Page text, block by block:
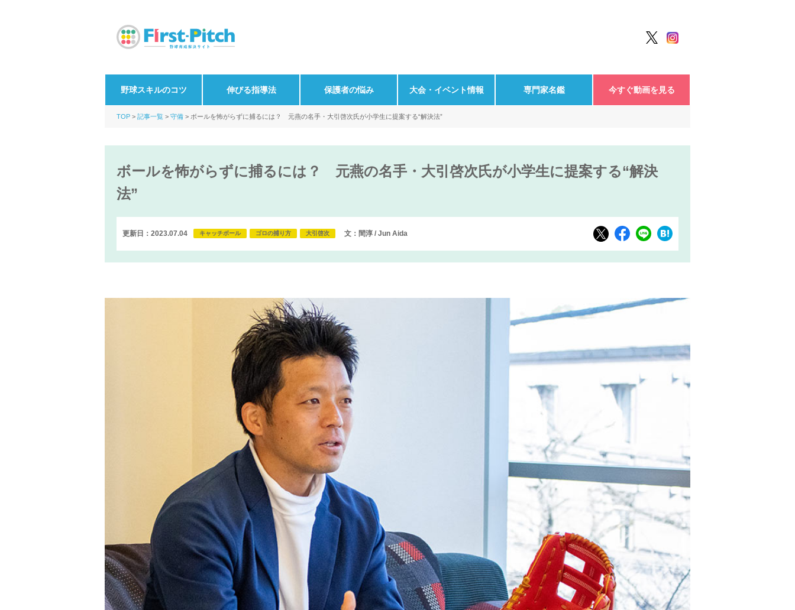
野球スキルのコツ 伸びる指導法 保護者の悩み 大会・イベント情報 専門家名鑑 今すぐ動画を見る
TOP 記事一覧 守備 ボールを怖がらずに捕るには？ 元燕の名手・大引啓次氏が小学生に提案する“解決法”
ボールを怖がらずに捕るには？ 元燕の名手・大引啓次氏が小学生に提案する“解決
法”
更新日：2023.07.04 キャッチボール ゴロの捕り方 大引啓次 文：間淳 / Jun Aida